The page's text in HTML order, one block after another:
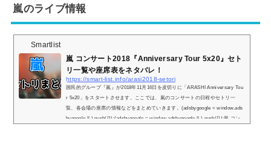
嵐のライブ情報
Smartlist
嵐 コンサート2018『Anniversary Tour 5x20』セト
リ一覧や座席表をネタバレ！
https://smart-list.info/arasi2018-setori
国民的グループ『嵐』が2018年11月16日を皮切りに「ARASHI Anniversary Tou
r 5x20」をスタートさせます。ここでは、嵐のコンサートの日程やセトリ一
覧、各会場の座席の情報などをまとめていきます。(adsbygoogle = window.ads
bygoogle || ).push({});(adsbygoogle = window.adsbygoogle || ).push({});嵐 コン